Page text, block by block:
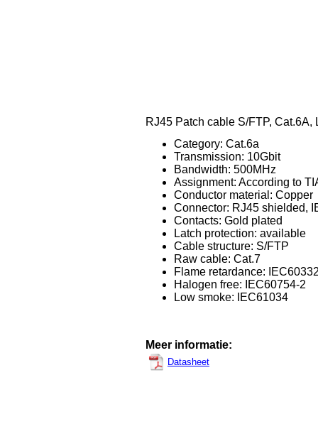
RJ45 Patch cable S/FTP,
Category: Cat.6a
Transmission: 10Gbit
Bandwidth: 500MHz
Assignment: According to
Conductor material: Copper
Connector: RJ45 shielded,
Contacts: Gold plated
Latch protection: available
Cable structure: S/FTP
Raw cable: Cat.7
Flame retardance:
Halogen free: IEC60754-2
Low smoke: IEC61034
Meer informatie:
Datasheet